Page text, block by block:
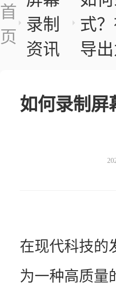
首
页
录制
资讯
式
导出
如何录制屏
在现代科技的
为一种高质量